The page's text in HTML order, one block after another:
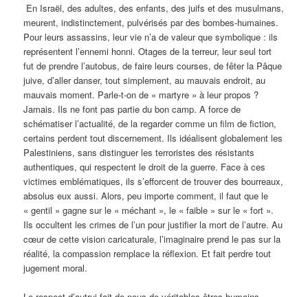
En Israël, des adultes, des enfants, des juifs et des musulmans,
meurent, indistinctement, pulvérisés par des bombes-humaines.
Pour leurs assassins, leur vie n’a de valeur que symbolique : ils
représentent l’ennemi honni. Otages de la terreur, leur seul tort
fut de prendre l’autobus, de faire leurs courses, de fêter la Pâque
juive, d’aller danser, tout simplement, au mauvais endroit, au
mauvais moment. Parle-t-on de « martyre » à leur propos ?
Jamais. Ils ne font pas partie du bon camp. A force de
schématiser l’actualité, de la regarder comme un film de fiction,
certains perdent tout discernement. Ils idéalisent globalement les
Palestiniens, sans distinguer les terroristes des résistants
authentiques, qui respectent le droit de la guerre. Face à ces
victimes emblématiques, ils s’efforcent de trouver des bourreaux,
absolus eux aussi. Alors, peu importe comment, il faut que le
« gentil » gagne sur le « méchant », le « faible » sur le « fort ».
Ils occultent les crimes de l’un pour justifier la mort de l’autre. Au
cœur de cette vision caricaturale, l’imaginaire prend le pas sur la
réalité, la compassion remplace la réflexion. Et fait perdre tout
jugement moral.